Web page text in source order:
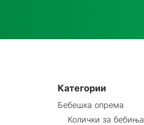
Категории
Бебешка опрема
Колички за бебиња